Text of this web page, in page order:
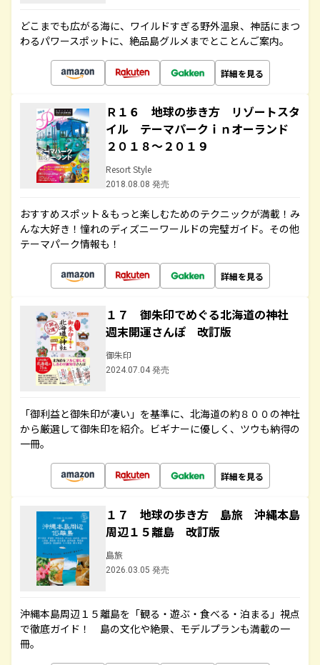
どこまでも広がる海に、ワイルドすぎる野外温泉、神話にまつ
わるパワースポットに、絶品島グルメまでとことんご案内。
詳細を見る
Ｒ１６ 地球の歩き方 リゾートスタ
イル テーマパークｉｎオーランド
２０１８～２０１９
Resort Style
2018.08.08 発売
おすすめスポット＆もっと楽しむためのテクニックが満載！み
んな大好き！憧れのディズニーワールドの完璧ガイド。その他
テーマパーク情報も！
詳細を見る
１７ 御朱印でめぐる北海道の神社
週末開運さんぽ 改訂版
御朱印
2024.07.04 発売
「御利益と御朱印が凄い」を基準に、北海道の約８００の神社
から厳選して御朱印を紹介。ビギナーに優しく、ツウも納得の
一冊。
詳細を見る
１７ 地球の歩き方 島旅 沖縄本島
周辺１５離島 改訂版
島旅
2026.03.05 発売
沖縄本島周辺１５離島を「観る・遊ぶ・食べる・泊まる」視点
で徹底ガイド！ 島の文化や絶景、モデルプランも満載の一
冊。